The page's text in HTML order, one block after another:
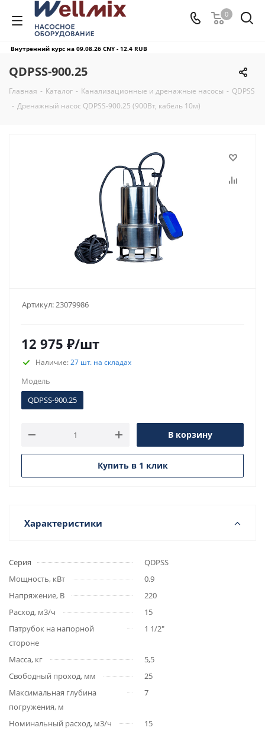
0
Внутренний курс на 09.08.26 CNY - 12.4 RUB
QDPSS-900.25
Главная - Каталог - Канализационные и дренажные насосы - QDPSS
- Дренажный насос QDPSS-900.25 (900Вт, кабель 10м)
Артикул:23079986
12 975 ₽/шт
Наличие:27 шт. на складах
Модель
QDPSS-900.25
В корзину
Купить в 1 клик
Характеристики
Серия
QDPSS
Мощность, кВт
0.9
Напряжение, В
220
Расход, м3/ч
15
Патрубок на напорной
стороне
1 1/2"
Масса, кг
5,5
Свободный проход, мм
25
Максимальная глубина
погружения, м
7
Номинальный расход, м3/ч
15